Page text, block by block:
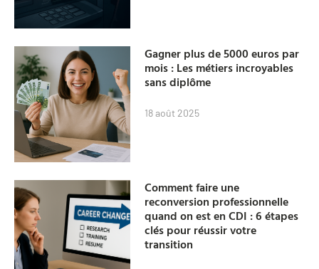
Gagner plus de 5000 euros par
mois : Les métiers incroyables
sans diplôme
18 août 2025
Comment faire une
reconversion professionnelle
quand on est en CDI : 6 étapes
clés pour réussir votre
transition